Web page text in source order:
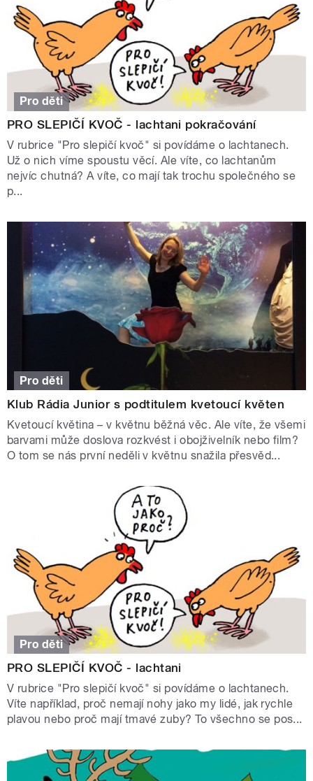
Pro děti
PRO SLEPIČÍ KVOČ - lachtani pokračování
V rubrice "Pro slepičí kvoč" si povídáme o lachtanech.
Už o nich víme spoustu věcí. Ale víte, co lachtanům
nejvíc chutná? A víte, co mají tak trochu společného se
p...
Pro děti
Klub Rádia Junior s podtitulem kvetoucí květen
Kvetoucí květina – v květnu běžná věc. Ale víte, že všemi
barvami může doslova rozkvést i obojživelník nebo film?
O tom se nás první neděli v květnu snažila přesvěd...
Pro děti
PRO SLEPIČÍ KVOČ - lachtani
V rubrice "Pro slepičí kvoč" si povídáme o lachtanech.
Víte například, proč nemají nohy jako my lidé, jak rychle
plavou nebo proč mají tmavé zuby? To všechno se pos...